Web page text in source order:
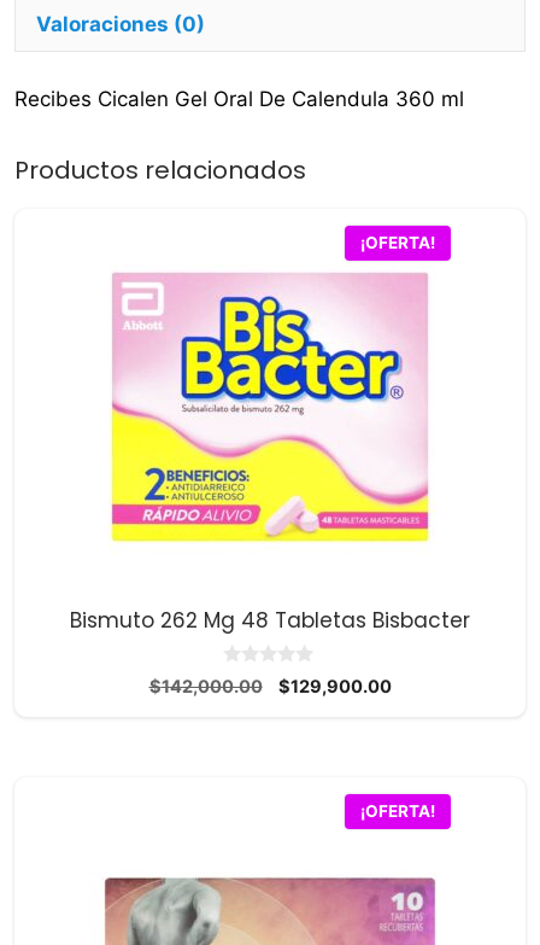
Valoraciones (0)
Recibes Cicalen Gel Oral De Calendula 360 ml
Productos relacionados
¡OFERTA!
Bismuto 262 Mg 48 Tabletas Bisbacter
0
d
$142,000.00
El
$129,900.00El
¡OFERTA!